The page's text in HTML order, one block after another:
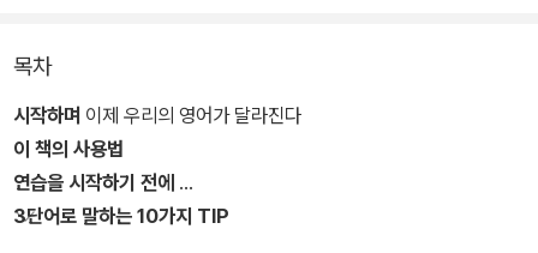
3단어 영어법의 원리에 집중한 《영어는 3단어》에 이어, 후속작 《영
어는 3단어로 100문장으로 끝내기》가 출간된다. 100문장 학습으로
3단어 영어 패턴을 완벽히 마스터할 수 있는 책으로, 40만 베스트셀
러 시리즈의 명성을 이어간다.
목차
시작하며 이제 우리의 영어가 달라진다
이 책의 사용법
연습을 시작하기 전에
3단어로 말하는 10가지 TIP